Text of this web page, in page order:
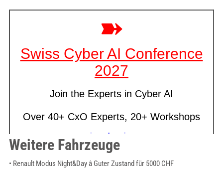
Weitere Fahrzeuge
• Renault Modus Night&Day â Guter Zustand für 5000 CHF